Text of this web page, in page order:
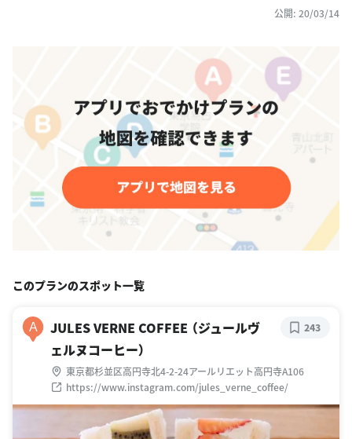
公開: 20/03/14
このプランのスポット一覧
A
JULES VERNE COFFEE （ジュールヴ
ェルヌコーヒー）
東京都杉並区高円寺北4-2-24アールリエット高円寺A106
https://www.instagram.com/jules_verne_coffee/
243